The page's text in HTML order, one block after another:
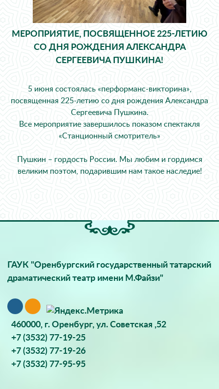
МЕРОПРИЯТИЕ, ПОСВЯЩЕННОЕ 225-ЛЕТИЮ
СО ДНЯ РОЖДЕНИЯ АЛЕКСАНДРА
СЕРГЕЕВИЧА ПУШКИНА!
5 июня состоялась «перформанс-викторина»,
посвященная 225-летию со дня рождения Александра
Сергеевича Пушкина.
Все мероприятие завершилось показом спектакля
«Станционный смотритель»
Пушкин – гордость России. Мы любим и гордимся
великим поэтом, подарившим нам такое наследие!
ГАУК "Оренбургский государственный татарский
драматический театр имени М.Файзи"
460000, г. Оренбург, ул. Советская ,52
+7 (3532) 77-19-25
+7 (3532) 77-19-26
+7 (3532) 77-95-95